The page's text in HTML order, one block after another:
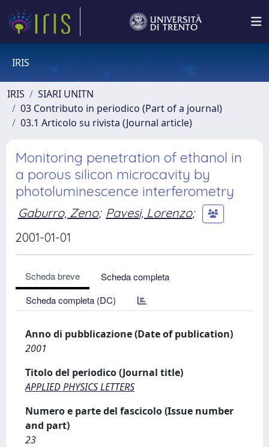
IRIS
IRIS
SIARI UNITN
03 Contributo in periodico (Part of a journal)
03.1 Articolo su rivista (Journal article)
Monitoring penetration of ethanol in
a porous silicon microcavity by
photoluminescence interferometry
Gaburro, Zeno; Pavesi, Lorenzo;
2001-01-01
Scheda breve
Scheda completa
Scheda completa (DC)
Anno di pubblicazione (Date of publication)
2001
Titolo del periodico (Journal title)
APPLIED PHYSICS LETTERS
Numero e parte del fascicolo (Issue number
and part)
23